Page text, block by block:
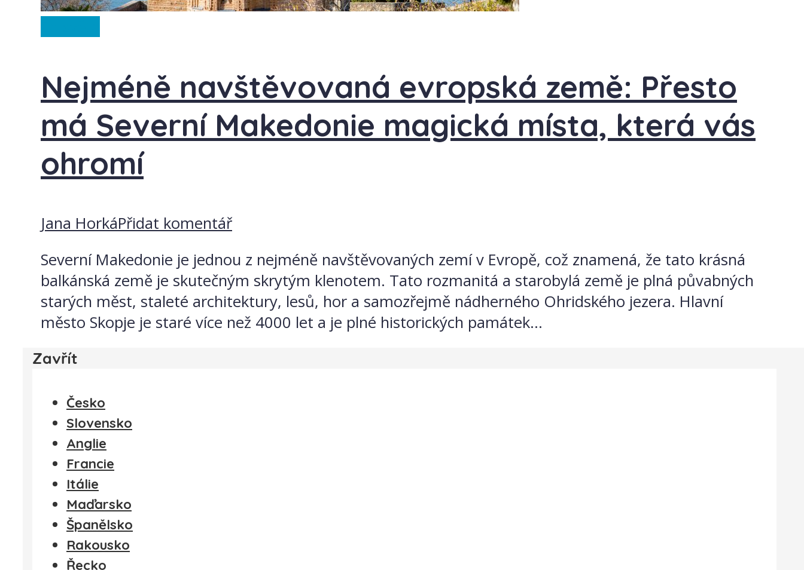
Nejméně navštěvovaná evropská země: Přesto
má Severní Makedonie magická místa, která vás
ohromí
Jana HorkáPřidat komentář
Severní Makedonie je jednou z nejméně navštěvovaných zemí v Evropě, což znamená, že tato krásná
balkánská země je skutečným skrytým klenotem. Tato rozmanitá a starobylá země je plná půvabných
starých měst, staleté architektury, lesů, hor a samozřejmě nádherného Ohridského jezera. Hlavní
město Skopje je staré více než 4000 let a je plné historických památek...
Zavřít
Česko
Slovensko
Anglie
Francie
Itálie
Maďarsko
Španělsko
Rakousko
Řecko